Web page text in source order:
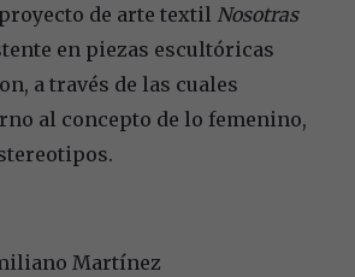
de arte textil Nosotras
en piezas escultóricas
a través de las cuales
al concepto de lo femenino,
Martínez